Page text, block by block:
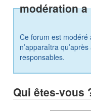
modération
Ce forum est
n’apparaîtra
responsables.
Qui êtes-vous